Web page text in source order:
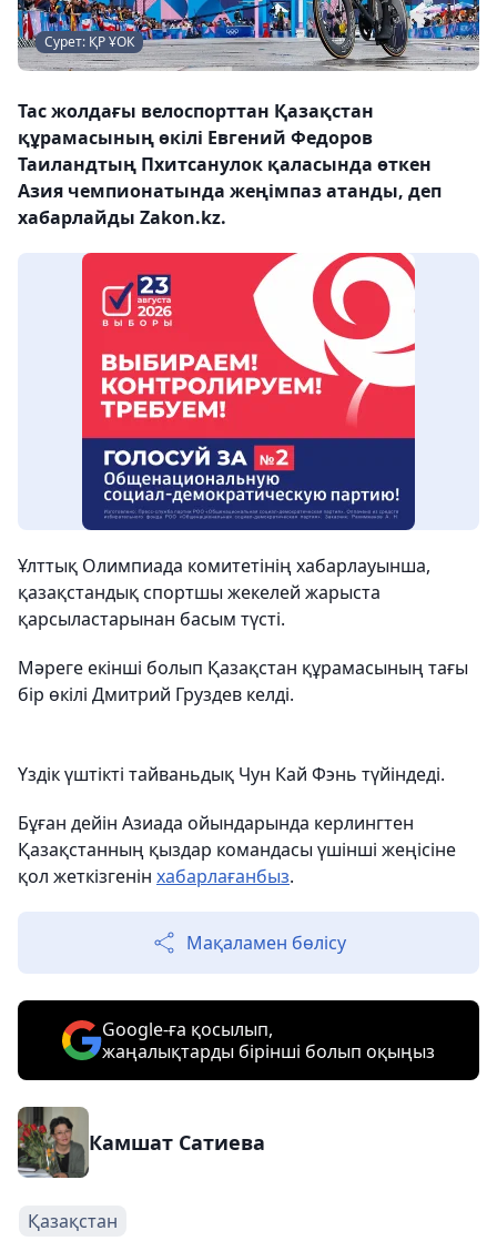
Сурет: ҚР ҰОК
Тас жолдағы велоспорттан Қазақстан
құрамасының өкілі Евгений Федоров
Таиландтың Пхитсанулок қаласында өткен
Азия чемпионатында жеңімпаз атанды, деп
хабарлайды Zakon.kz.
Ұлттық Олимпиада комитетінің хабарлауынша,
қазақстандық спортшы жекелей жарыста
қарсыластарынан басым түсті.
Мәреге екінші болып Қазақстан құрамасының тағы
бір өкілі Дмитрий Груздев келді.
Үздік үштікті тайваньдық Чун Кай Фэнь түйіндеді.
Бұған дейін Азиада ойындарында керлингтен
Қазақстанның қыздар командасы үшінші жеңісіне
қол жеткізгенін хабарлағанбыз.
Мақаламен бөлісу
Google-ға қосылып,
жаңалықтарды бірінші болып оқыңыз
Камшат Сатиева
Қазақстан